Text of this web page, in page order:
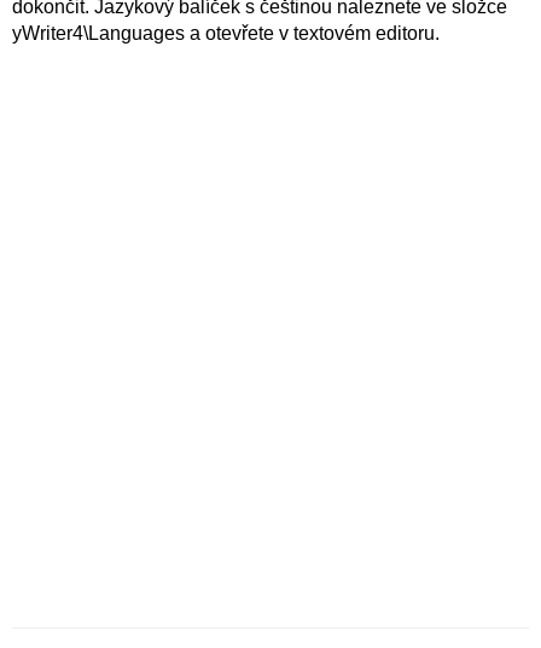
dokončit. Jazykový balíček s češtinou naleznete ve složce
yWriter4\Languages a otevřete v textovém editoru.